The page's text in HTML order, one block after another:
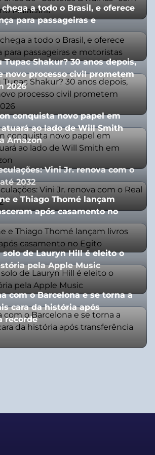
a todo o Brasil, e oferece
para passageiras e
Tupac Shakur? 30 anos depois,
novo processo civil prometem
2026
conquista novo papel em
ao lado de Will Smith
Amazon
Vini Jr. renova com o
2032
e Thiago Thomé lançam
após casamento no
de Lauryn Hill é eleito o
pela Apple Music
com o Barcelona e se torna a
cara da história após
recorde